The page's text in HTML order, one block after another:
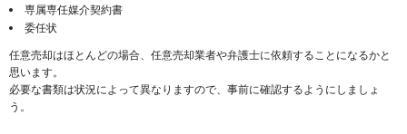
専属専任媒介契約書
委任状
任意売却はほとんどの場合、任意売却業者や弁護士に依頼することになるかと
思います。
必要な書類は状況によって異なりますので、事前に確認するようにしましょ
う。